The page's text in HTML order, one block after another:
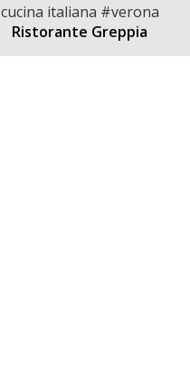
cucina italiana #verona
Ristorante Greppia